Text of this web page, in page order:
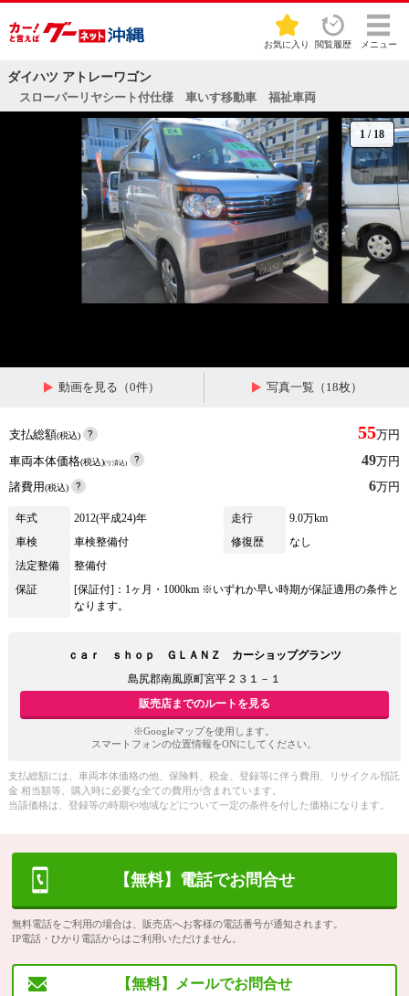
お気に入り 閲覧履歴 メニュー
ダイハツ アトレーワゴン
スローパーリヤシート付仕様 車いす移動車 福祉車両
1 / 18
動画を見る（0件） 写真一覧（18枚）
支払総額(税込) 55万円
車両本体価格(税込)(リ済込) 49万円
諸費用(税込) 6万円
年式 2012(平成24)年 走行
9.0万km
車検
車検整備付 修復歴
なし
法定整備
整備付
保証
[保証付]：1ヶ月・1000km ※いずれか早い時期が保証適用の条件と
なります。
ｃａｒ ｓｈｏｐ ＧＬＡＮＺ カーショップグランツ
島尻郡南風原町宮平２３１－１
販売店までのルートを見る
※Googleマップを使用します。
スマートフォンの位置情報をONにしてください。
支払総額には、車両本体価格の他、保険料、税金、登録等に伴う費用、リサイクル預託
金 相当額等、購入時に必要な全ての費用が含まれています。
当該価格は、登録等の時期や地域などについて一定の条件を付した価格になります。
【無料】電話でお問合せ
無料電話をご利用の場合は、販売店へお客様の電話番号が通知されます。
IP電話・ひかり電話からはご利用いただけません。
【無料】メールでお問合せ